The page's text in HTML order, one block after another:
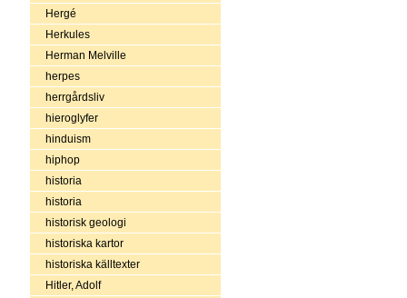
Hergé
Herkules
Herman Melville
herpes
herrgårdsliv
hieroglyfer
hinduism
hiphop
historia
historia
historisk geologi
historiska kartor
historiska källtexter
Hitler, Adolf